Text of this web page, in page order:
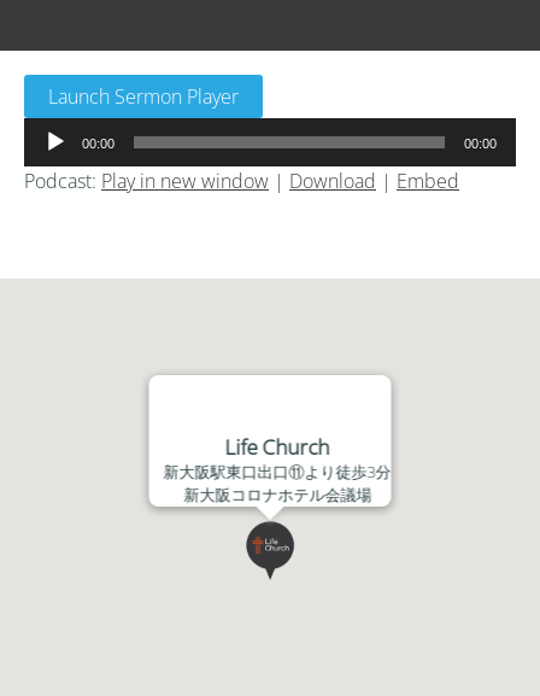
Launch Sermon Player
声
プ
ヤ
00:00 00:00
Podcast: Play in new window | Download | Embed
Life Church
新大阪駅東口出口⑪より徒歩3分
新大阪コロナホテル会議場